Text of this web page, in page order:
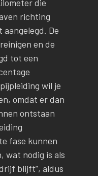
die
richting
De
en de
tot een
wil je
omdat er dan
ontstaan
fase kunnen
wat nodig is als
blijft”, aldus